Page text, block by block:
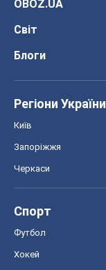
OBOZ.UA
Світ
Блоги
Регіони України
Київ
Запоріжжя
Черкаси
Спорт
Футбол
Хокей